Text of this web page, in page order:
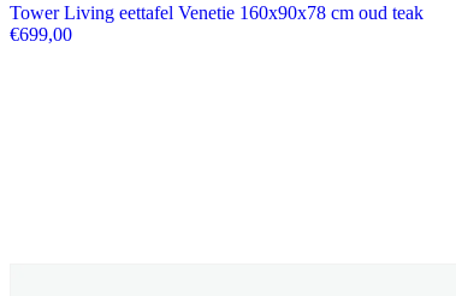
Tower Living eettafel Venetie 160x90x78 cm oud teak
€699,00